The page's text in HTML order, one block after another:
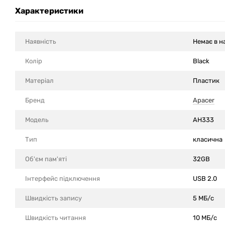
Характеристики
Наявність Немає в
Колір Black
Матеріал Пластик
Бренд Apacer
Модель AH333
Тип класична
Об'єм пам'яті 32GB
Інтерфейс підключення USB 2.0
Швидкість запису 5 МБ/с
Швидкість читання 10 МБ/с